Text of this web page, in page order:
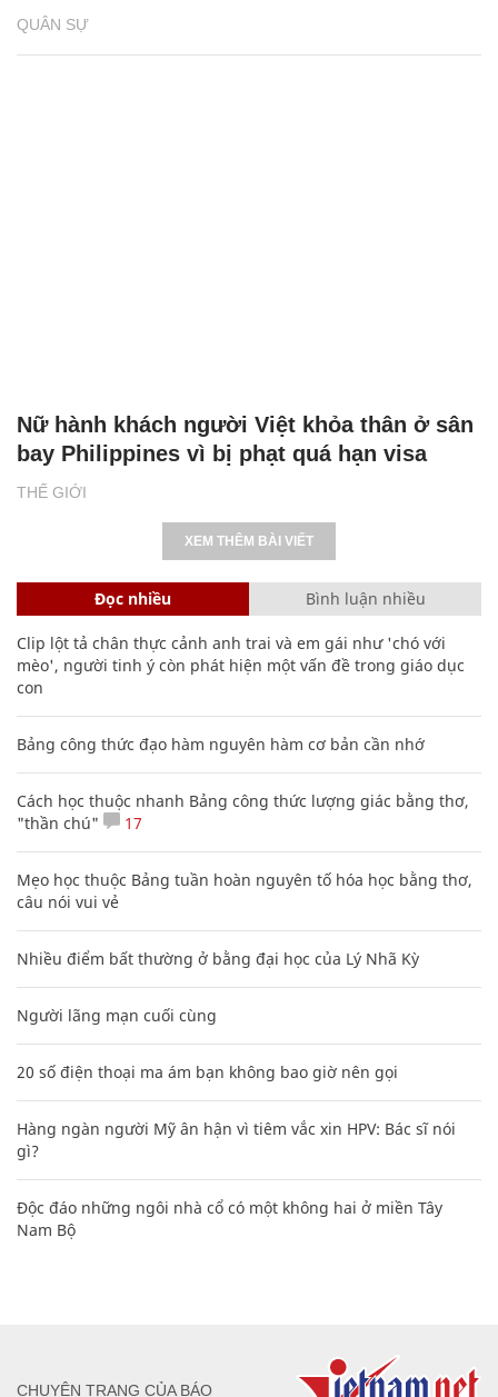
QUÂN SỰ
THẾ GIỚI
Nữ hành khách người Việt khỏa thân ở sân
bay Philippines vì bị phạt quá hạn visa
XEM THÊM BÀI VIẾT
Đọc nhiều Bình luận nhiều
Clip lột tả chân thực cảnh anh trai và em gái như 'chó với
mèo', người tinh ý còn phát hiện một vấn đề trong giáo dục
con
Bảng công thức đạo hàm nguyên hàm cơ bản cần nhớ
Cách học thuộc nhanh Bảng công thức lượng giác bằng thơ,
"thần chú"
17
Mẹo học thuộc Bảng tuần hoàn nguyên tố hóa học bằng thơ,
câu nói vui vẻ
Nhiều điểm bất thường ở bằng đại học của Lý Nhã Kỳ
Người lãng mạn cuối cùng
20 số điện thoại ma ám bạn không bao giờ nên gọi
Hàng ngàn người Mỹ ân hận vì tiêm vắc xin HPV: Bác sĩ nói
gì?
Độc đáo những ngôi nhà cổ có một không hai ở miền Tây
Nam Bộ
CHUYÊN TRANG CỦA BÁO